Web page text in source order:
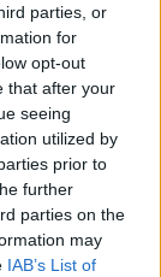
parties, or
for
opt-out
that after your
seeing
utilized by
prior to
further
parties on the
may
IAB’s List of
Môj dom
komentár